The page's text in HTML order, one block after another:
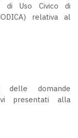
di Uso Civico di
relativa al
delle domande
presentati alla